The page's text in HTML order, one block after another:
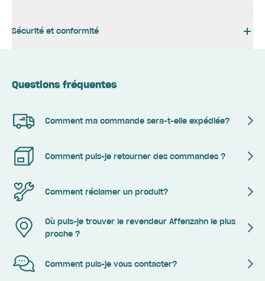
Sécurité et conformité
Questions fréquentes
Comment ma commande sera-t-elle expédiée?
Comment puis-je retourner des commandes ?
Comment réclamer un produit?
Où puis-je trouver le revendeur Affenzahn le plus
proche ?
Comment puis-je vous contacter?